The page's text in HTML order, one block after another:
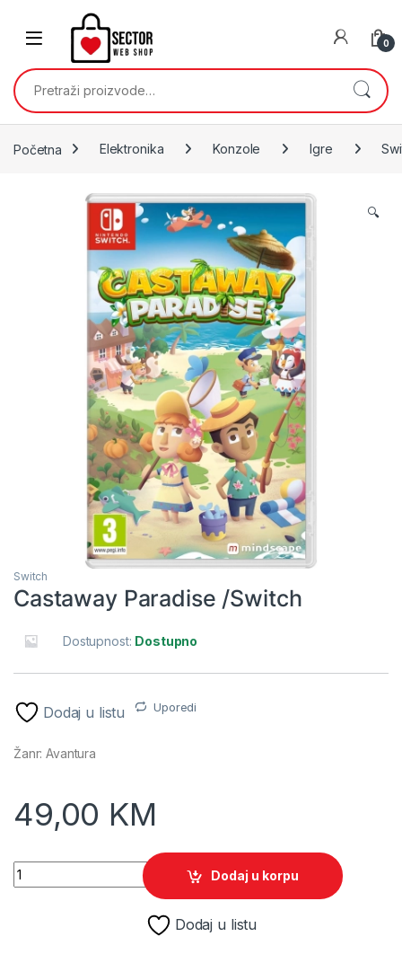
Skip to navigation
0
Pretraži:
Početna Elektronika Konzole Igre
🔍
Switch
Castaway Paradise /Switch
Dostupnost: Dostupno
Dodaj u listu Uporedi
Žanr: Avantura
49,00 KM
Castaway Paradise /Switch quantity
Dodaj u korpu
Dodaj u listu